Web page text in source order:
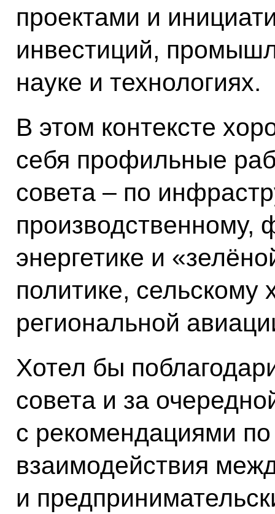
проектами и
инвестиций,
науке и технологиях.
В этом контексте
себя профильные
совета – по
производственному,
энергетике и
политике, сельскому
региональной
Хотел бы
совета и за
с рекомендациями
взаимодействия
и